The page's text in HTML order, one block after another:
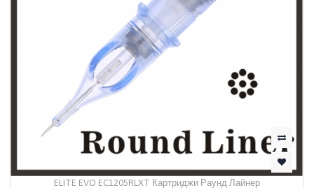
ELITE EVO EC1205RLXT Картриджи Раунд Лайнер